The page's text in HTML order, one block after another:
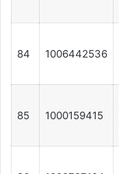
84 1006442536
85 1000159415